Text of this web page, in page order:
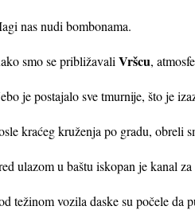
nas nudi bombonama.
smo se približavali Vršcu,
je postajalo sve tmurnije, što je
kraćeg kruženja po gradu, obreli
ulazom u baštu iskopan je kanal
težinom vozila daske su počele da